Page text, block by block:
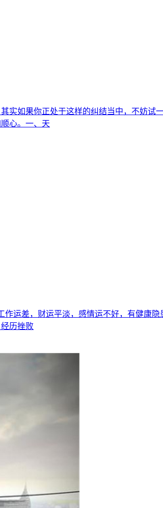
实如果你正处于这样的纠结当中，不妨
心。一、天
运差，财运平淡，感情运不好，有健康
历挫败